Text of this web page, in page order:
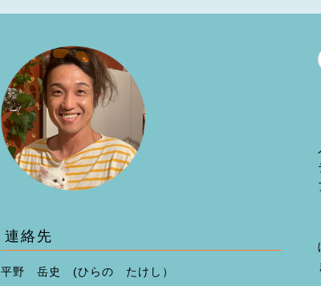
連絡先
平野 岳史 (ひらの たけし）